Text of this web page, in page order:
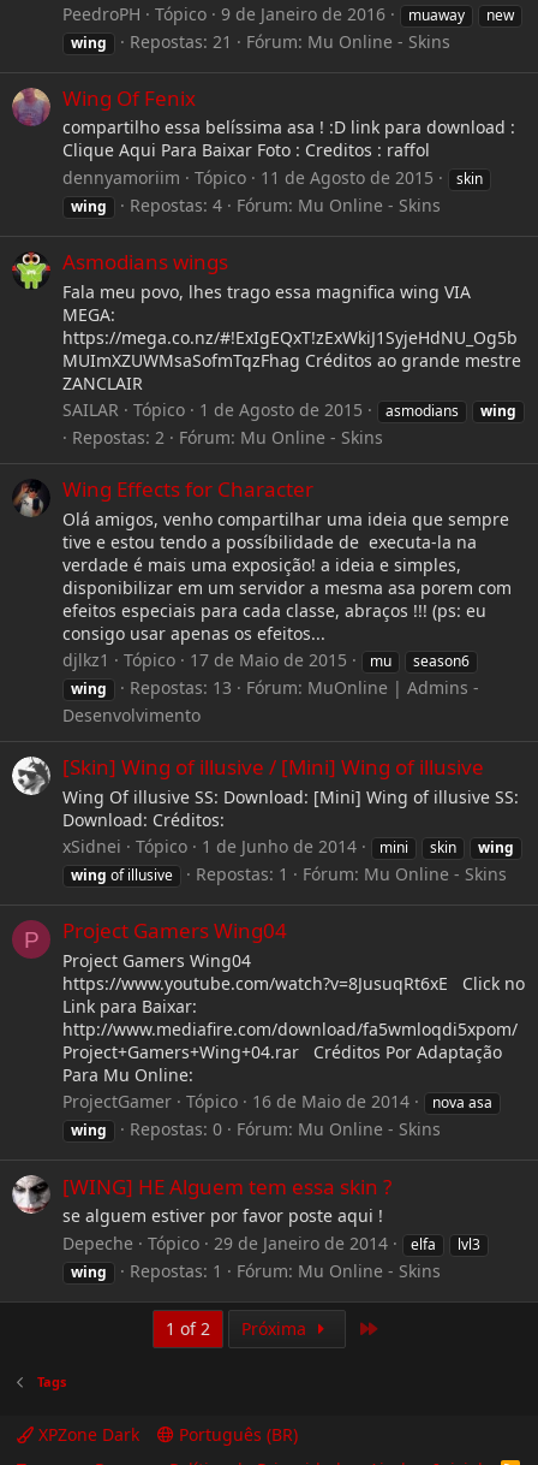
PeedroPH
Tópico 9 de Janeiro de 2016 muaway
new
wing
Repostas: 21 Fórum: Mu Online - Skins
Wing Of Fenix
compartilho essa belíssima asa ! :D link para download :
Clique Aqui Para Baixar Foto : Creditos : raffol
dennyamoriim
Tópico 11 de Agosto de 2015
skin
wing
Repostas: 4 Fórum: Mu Online - Skins
Asmodians wings
Fala meu povo, lhes trago essa magnifica wing VIA
MEGA:
https://mega.co.nz/#!ExIgEQxT!zExWkiJ1SyjeHdNU_Og5b
MUImXZUWMsaSofmTqzFhag Créditos ao grande mestre
ZANCLAIR
SAILAR
Tópico 1 de Agosto de 2015 asmodians wing
Repostas: 2 Fórum: Mu Online - Skins
Wing Effects for Character
Olá amigos, venho compartilhar uma ideia que sempre
tive e estou tendo a possíbilidade de executa-la na
verdade é mais uma exposição! a ideia e simples,
disponibilizar em um servidor a mesma asa porem com
efeitos especiais para cada classe, abraços !!! (ps: eu
consigo usar apenas os efeitos...
djlkz1
Tópico 17 de Maio de 2015 mu
season6
wing
Repostas: 13 Fórum: MuOnline | Admins -
Desenvolvimento
[Skin] Wing of illusive / [Mini] Wing of illusive
Wing Of illusive SS: Download: [Mini] Wing of illusive SS:
Download: Créditos:
xSidnei
Tópico 1 de Junho de 2014 mini skin
wing
wing of illusive Repostas: 1 Fórum: Mu Online - Skins
P Project Gamers Wing04
Project Gamers Wing04
https://www.youtube.com/watch?v=8JusuqRt6xE Click no
Link para Baixar:
http://www.mediafire.com/download/fa5wmloqdi5xpom/
Project+Gamers+Wing+04.rar Créditos Por Adaptação
Para Mu Online:
ProjectGamer
Tópico 16 de Maio de 2014
nova asa
wing
Repostas: 0 Fórum: Mu Online - Skins
[WING] HE Alguem tem essa skin ?
se alguem estiver por favor poste aqui !
Depeche
Tópico 29 de Janeiro de 2014 elfa
lvl3
wing
Repostas: 1 Fórum: Mu Online - Skins
1 of 2 Próxima Last
Tags
XPZone Dark
Português (BR)